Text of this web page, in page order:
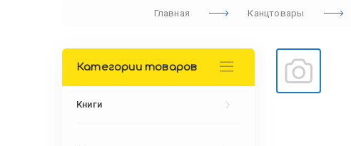
Главная Канцтовары
Категории товаров
Книги